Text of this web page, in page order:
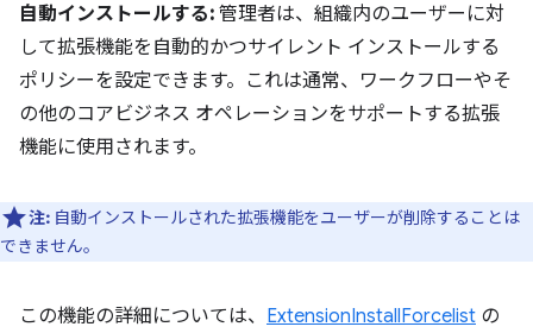
自動インストールする: 管理者は、組織内のユーザーに対
して拡張機能を自動的かつサイレント インストールする
ポリシーを設定できます。これは通常、ワークフローやそ
の他のコアビジネス オペレーションをサポートする拡張
機能に使用されます。
注: 自動インストールされた拡張機能をユーザーが削除することは
できません。
この機能の詳細については、 ExtensionInstallForcelist の